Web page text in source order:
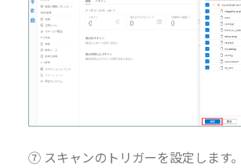
⑦ スキャンのトリガーを設定します